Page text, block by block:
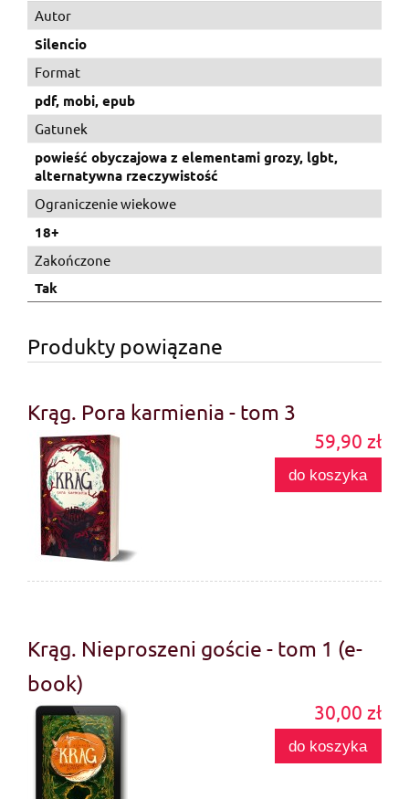
Autor
Silencio
Format
pdf, mobi, epub
Gatunek
powieść obyczajowa z elementami grozy, lgbt,
alternatywna rzeczywistość
Ograniczenie wiekowe
18+
Zakończone
Tak
Produkty powiązane
Krąg. Pora karmienia - tom 3
59,90 zł
do koszyka
Krąg. Nieproszeni goście - tom 1 (e-
book)
30,00 zł
do koszyka